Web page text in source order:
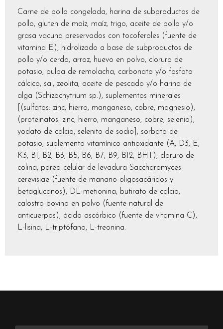
Carne de pollo congelada, harina de subproductos de
pollo, gluten de maíz, maíz, trigo, aceite de pollo y/o
grasa vacuna preservados con tocoferoles (fuente de
vitamina E), hidrolizado a base de subproductos de
pollo y/o cerdo, arroz, huevo en polvo, cloruro de
potasio, pulpa de remolacha, carbonato y/o fosfato
cálcico, sal, zeolita, aceite de pescado y/o harina de
alga (Schizochytrium sp.), suplementos minerales
[(sulfatos: zinc, hierro, manganeso, cobre, magnesio),
(proteinatos: zinc, hierro, manganeso, cobre, selenio),
yodato de calcio, selenito de sodio], sorbato de
potasio, suplemento vitamínico antioxidante (A, D3, E,
K3, B1, B2, B3, B5, B6, B7, B9, B12, BHT), cloruro de
colina, pared celular de levadura Saccharomyces
cerevisiae (fuente de manano-oligosacáridos y
betaglucanos), DL-metionina, butirato de calcio,
calostro bovino en polvo (fuente natural de
anticuerpos), ácido ascórbico (fuente de vitamina C),
L-lisina, L-triptófano, L-treonina.